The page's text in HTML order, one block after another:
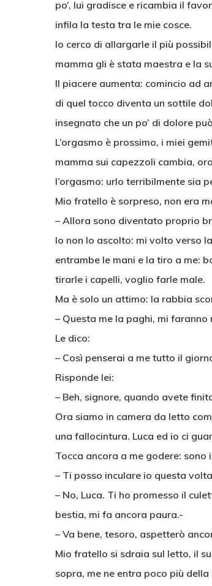
po’, lui gradisce e ricambia il
infila la testa tra le mie cosce.
Io cerco di allargarle il più
mamma gli è stata maestra e la
Il piacere aumenta: comincio ad
di quel tocco diventa un sottile
insegnato che un po’ di dolore
L’orgasmo è prossimo, i miei
mamma sui capezzoli cambia,
l’orgasmo: urlo terribilmente sia
Mio fratello è sorpreso, non era
– Allora sono diventato proprio
Io non lo ascolto: mi volto verso
entrambe le mani e la tiro a me:
tirarle i capelli, voglio farle male.
Ma è solo un attimo: la rabbia
– Questa me la paghi, mi faranno
Le dico:
– Così penserai a me tutto il
Risponde lei:
– Beh, signore, quando avete
Ora siamo in camera da letto
una fallocintura. Luca ed io ci
Tocca ancora a me godere:
– Ti posso inculare io questa
– No, Luca. Ti ho promesso il
bestia, mi fa ancora paura.-
– Va bene, tesoro, aspetterò
Mio fratello si sdraia sul letto, il
sopra, me ne entra poco più